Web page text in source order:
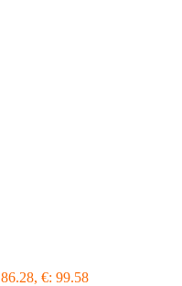
86.28, €: 99.58